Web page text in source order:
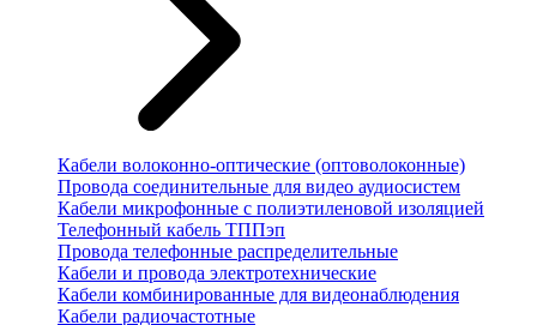
Кабели волоконно-оптические (оптоволоконные)
Провода соединительные для видео аудиосистем
Кабели микрофонные с полиэтиленовой изоляцией
Телефонный кабель ТППэп
Провода телефонные распределительные
Кабели и провода электротехнические
Кабели комбинированные для видеонаблюдения
Кабели радиочастотные